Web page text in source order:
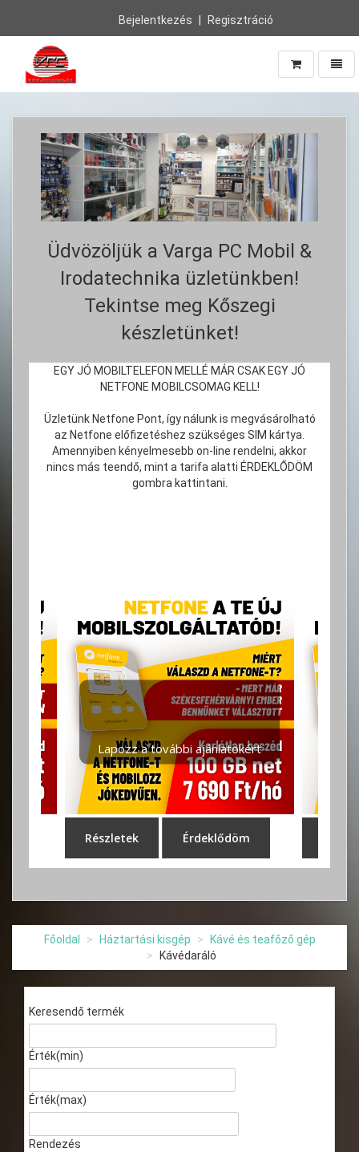
Bejelentkezés Regisztráció
Vissza
Üdvözöljük a Varga PC Mobil &
Irodatechnika üzletünkben!
Tekintse meg Kőszegi
készletünket!
EGY JÓ MOBILTELEFON MELLÉ MÁR CSAK EGY JÓ
NETFONE MOBILCSOMAG KELL!
Üzletünk Netfone Pont, így nálunk is megvásárolható
az Netfone előfizetéshez szükséges SIM kártya.
Amennyiben kényelmesebb on-line rendelni, akkor
nincs más teendő, mint a tarifa alatti ÉRDEKLŐDÖM
gombra kattintani.
Főoldal Háztartási kisgép
Kávé és teafőző gép
Kávédaráló
Keresendő termék
Érték(min)
Érték(max)
Rendezés